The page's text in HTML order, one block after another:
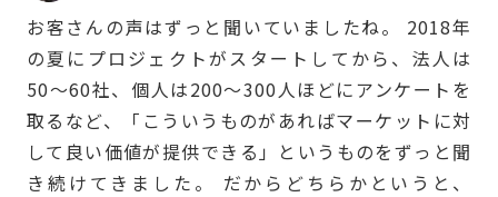
お客さんの声はずっと聞いていましたね。 2018年
の夏にプロジェクトがスタートしてから、法人は
50〜60社、個人は200〜300人ほどにアンケートを
取るなど、「こういうものがあればマーケットに対
して良い価値が提供できる」というものをずっと聞
き続けてきました。 だからどちらかというと、